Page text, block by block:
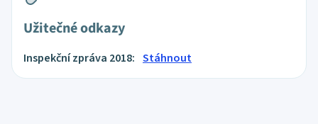
Užitečné odkazy
Inspekční zpráva 2018: Stáhnout